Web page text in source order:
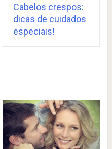
Cabelos crespos:
dicas de cuidados
especiais!